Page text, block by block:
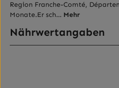
Region Franche-Comté,
Monate.Er sch… Mehr
Nährwertangaben